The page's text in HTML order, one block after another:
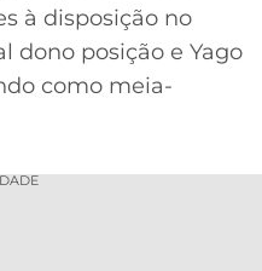
à disposição no
dono posição e Yago
como meia-